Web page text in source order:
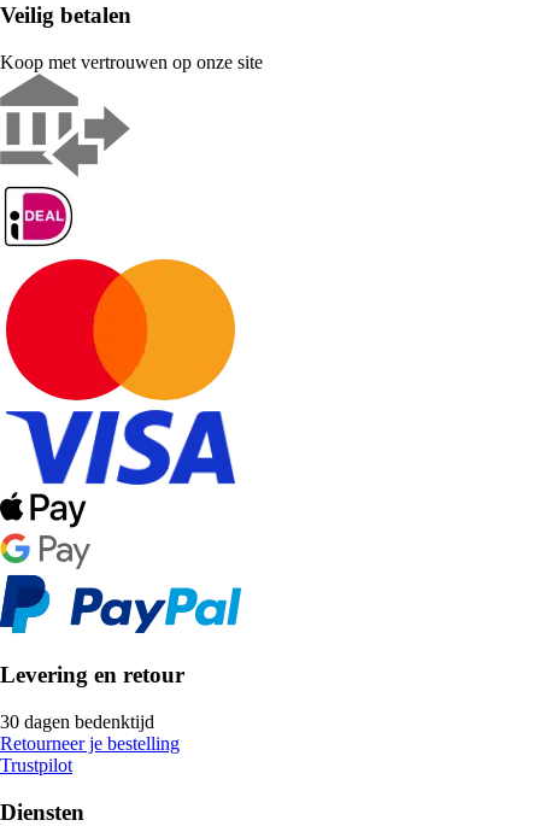
Veilig betalen
Koop met vertrouwen op onze site
Levering en retour
30 dagen bedenktijd
Retourneer je bestelling
Trustpilot
Diensten